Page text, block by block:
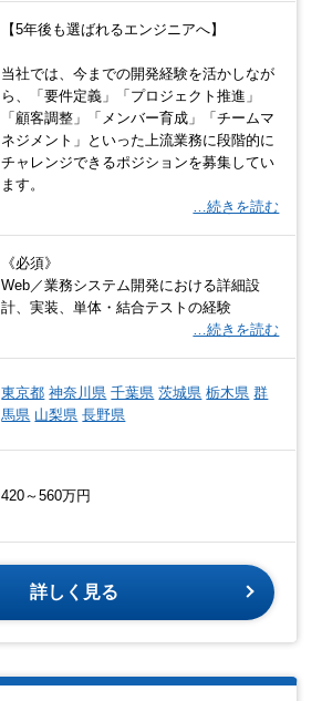
【5年後も選ばれるエンジニアへ】
当社では、今までの開発経験を活かしなが
ら、「要件定義」「プロジェクト推進」
「顧客調整」「メンバー育成」「チームマ
ネジメント」といった上流業務に段階的に
チャレンジできるポジションを募集してい
ます。
…続きを読む
《必須》
Web／業務システム開発における詳細設
計、実装、単体・結合テストの経験
…続きを読む
東京都 神奈川県 千葉県 茨城県 栃木県 群
馬県 山梨県 長野県
420～560万円
詳しく見る